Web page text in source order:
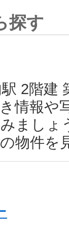
探す
2階
情報や
ましょ
物件を